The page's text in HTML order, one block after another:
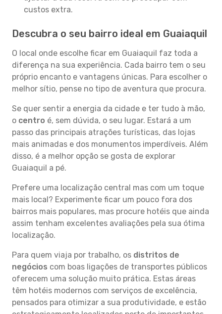
custos extra.
Descubra o seu bairro ideal em Guaiaquil
O local onde escolhe ficar em Guaiaquil faz toda a
diferença na sua experiência. Cada bairro tem o seu
próprio encanto e vantagens únicas. Para escolher o
melhor sítio, pense no tipo de aventura que procura.
Se quer sentir a energia da cidade e ter tudo à mão,
o centro é, sem dúvida, o seu lugar. Estará a um
passo das principais atrações turísticas, das lojas
mais animadas e dos monumentos imperdíveis. Além
disso, é a melhor opção se gosta de explorar
Guaiaquil a pé.
Prefere uma localização central mas com um toque
mais local? Experimente ficar um pouco fora dos
bairros mais populares, mas procure hotéis que ainda
assim tenham excelentes avaliações pela sua ótima
localização.
Para quem viaja por trabalho, os distritos de
negócios com boas ligações de transportes públicos
oferecem uma solução muito prática. Estas áreas
têm hotéis modernos com serviços de excelência,
pensados para otimizar a sua produtividade, e estão